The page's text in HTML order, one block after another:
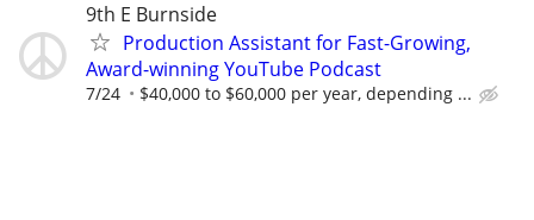
9th E Burnside
Production Assistant for Fast-Growing,
Award-winning YouTube Podcast
7/24 $40,000 to $60,000 per year, depending ...